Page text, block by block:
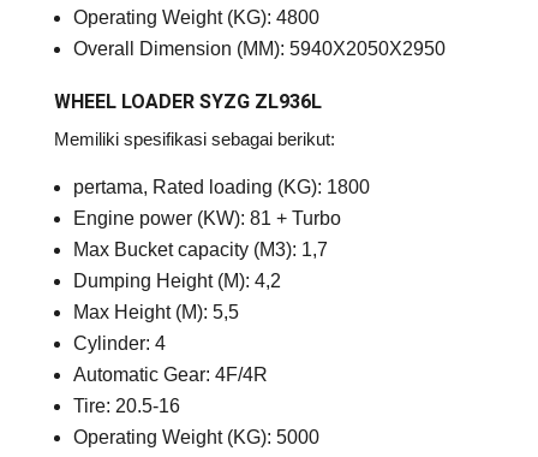
Operating Weight (KG): 4800
Overall Dimension (MM): 5940X2050X2950
WHEEL LOADER SYZG ZL936L
Memiliki spesifikasi sebagai berikut:
pertama, Rated loading (KG): 1800
Engine power (KW): 81 + Turbo
Max Bucket capacity (M3): 1,7
Dumping Height (M): 4,2
Max Height (M): 5,5
Cylinder: 4
Automatic Gear: 4F/4R
Tire: 20.5-16
Operating Weight (KG): 5000